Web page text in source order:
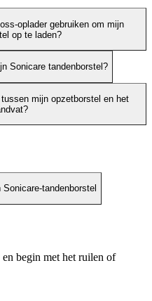
oplader gebruiken om mijn
op te laden?
Sonicare tandenborstel?
mijn opzetborstel en het
tandenborstel
begin met het ruilen of